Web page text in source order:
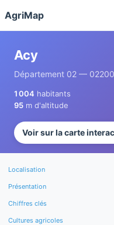
AgriMap
Acy
Département 02 — 02200
1 004 habitants
95 m d'altitude
Voir sur la carte
Localisation
Présentation
Chiffres clés
Cultures agricoles